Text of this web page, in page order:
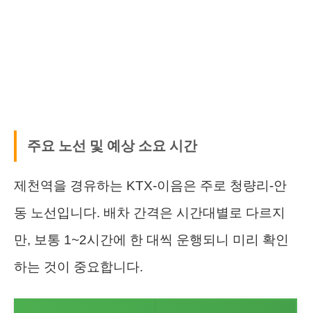
주요 노선 및 예상 소요 시간
제천역을 경유하는 KTX-이음은 주로 청량리-안
동 노선입니다. 배차 간격은 시간대별로 다르지
만, 보통 1~2시간에 한 대씩 운행되니 미리 확인
하는 것이 중요합니다.